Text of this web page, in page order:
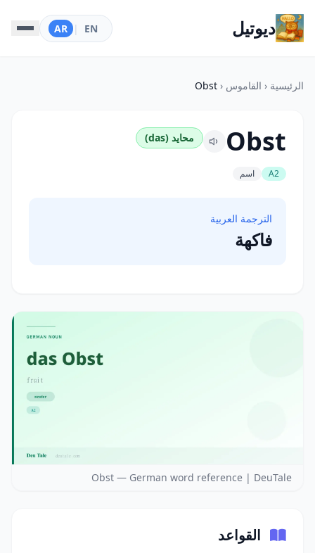
ديوتيل EN
|
AR
الرئيسية ‹ القاموس ‹
Obst
Obst محايد (das)
A2 اسم
الترجمة العربية
فاكهة
Obst — German word reference | DeuTale
القواعد